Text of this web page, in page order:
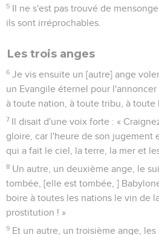
5 Il ne s'est pas trouvé de
ils sont irréprochables.
Les trois anges
6 Je vis ensuite un [autre] ange
un Evangile éternel pour l'annoncer
à toute nation, à toute tribu, à toute
7 Il disait d'une voix forte : «
gloire, car l'heure de son jugement
qui a fait le ciel, la terre, la mer et
8 Un autre, un deuxième ange, le
tombée, [elle est tombée, ]
boire à toutes les nations le vin de
prostitution ! »
9 Et un autre, un troisième ange,